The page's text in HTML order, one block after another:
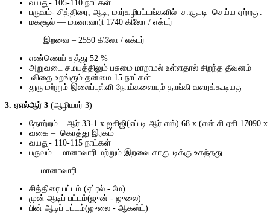
வயது- 105-110 நாட்கள்
பருவம்- சித்திரை, ஆடி, மார்கழிபட்டங்களில் சாகுபடி செய்ய ஏற்றது.
மகசூல் –– மானாவாரி 1740 கிலோ / எக்டர்
இறவை – 2550 கிலோ /
எண்ணெய் சத்து 52 %
அறுவடை சமயத்திலும் பசுமை மாறாமல் உள்ளதால் சிறந்த தீவனம்
விதை உறங்கும் தன்மை 15 நாட்கள்
துரு மற்றும் இலைப்புள்ளி நோய்களையும் தாங்கி வளரக்கூடியது
3. ஏஎல்ஆர் 3 (ஆழியார் 3)
தோற்றம் – ஆர்.33-1 x ஐசிஜி(எப்.டி.ஆர்.எஸ்) 68 x (என்.சி.ஏசி.17090
வகை – கொத்து இரகம்
வயது- 110-115 நாட்கள்
பருவம் – மானாவாரி மற்றும் இறவை சாகுபடிக்கு உகந்தது.
மானாவாரி
சித்திரை பட்டம் (ஏப்ரல் - மே)
முன் ஆடிப் பட்டம்(ஜுன் - ஜுலை)
பின் ஆடிப் பட்டம்(ஜுலை - ஆகஸ்ட்)